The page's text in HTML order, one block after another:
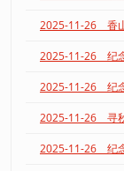
2025-11-26 香
2025-11-26 纪
2025-11-26 纪
2025-11-26 寻
2025-11-26 纪